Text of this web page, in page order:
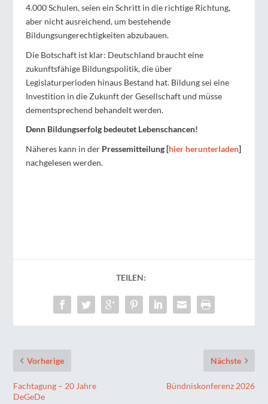
4.000 Schulen, seien ein Schritt in die richtige Richtung,
aber nicht ausreichend, um bestehende
Bildungsungerechtigkeiten abzubauen.
Die Botschaft ist klar: Deutschland braucht eine
zukunftsfähige Bildungspolitik, die über
Legislaturperioden hinaus Bestand hat. Bildung sei eine
Investition in die Zukunft der Gesellschaft und müsse
dementsprechend behandelt werden.
Denn Bildungserfolg bedeutet Lebenschancen!
Näheres kann in der Pressemitteilung [hier herunterladen]
nachgelesen werden.
TEILEN:
Vorherige
Fachtagung – 20 Jahre
DeGeDe
Nächste
Bündniskonferenz 2026